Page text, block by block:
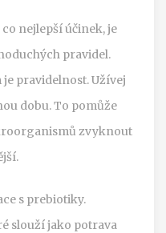
nejlepší účinek, je
pravidel.
pravidelnost. Užívej
dobu. To pomůže
zvyknout
s prebiotiky.
slouží jako potrava